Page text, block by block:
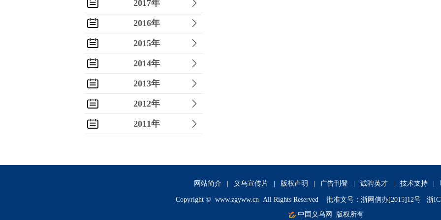
2017年
2016年
2015年
2014年
2013年
2012年
2011年
2009年
网站简介 义乌宣传片 版权声明 广告刊登 诚聘英才 技术支持
Copyright © www.zgyww.cn All Rights Reserved 批准文号：浙网信办[2015]12号 浙
中国义乌网
版权所有